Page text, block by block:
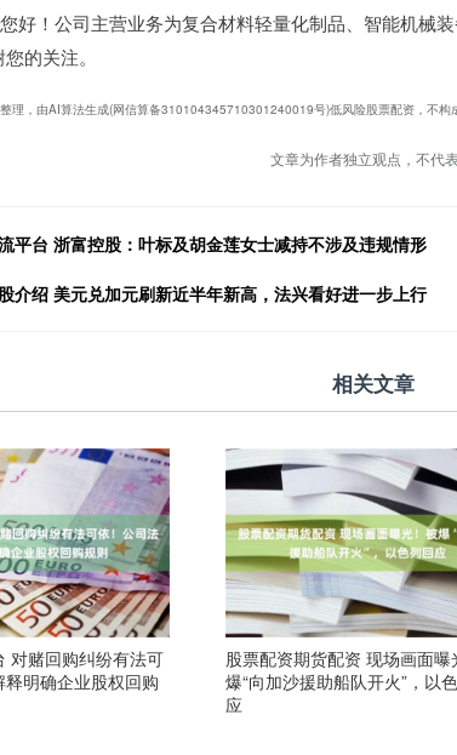
好！公司主营业务为复合材料轻量化制品、智能机械
的关注。
理，由AI算法生成(网信算备310104345710301240019号)低风险股票配资，不构
文章为作者独立观点，不代
平台 浙富控股：叶标及胡金莲女士减持不涉及违规情形
介绍 美元兑加元刷新近半年新高，法兴看好进一步上行
相关文章
对赌回购纠纷有法可
明确企业股权回购
股票配资期货配资 现场画面曝
爆“向加沙援助船队开火”，以
应